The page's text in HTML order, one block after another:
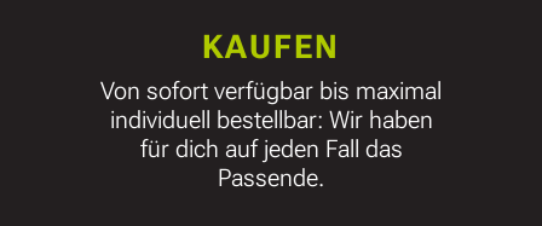
KAUFEN
Von sofort verfügbar bis maximal
individuell bestellbar: Wir haben
für dich auf jeden Fall das
Passende.